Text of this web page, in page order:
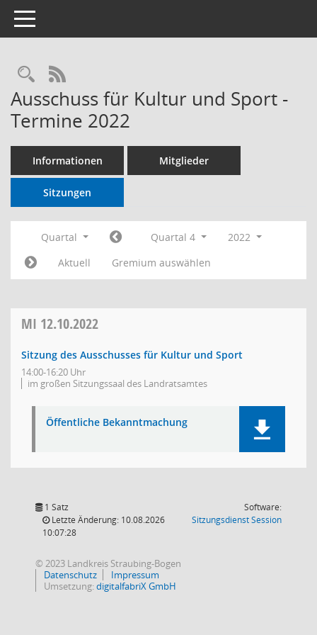
Toggle navigation
RSS-Feed
Ausschuss für Kultur und Sport -
Termine 2022
Informationen Mitglieder
Sitzungen
Quartal Quartal 4
2022
Aktuell
Gremium auswählen
MI 12.10.2022
Sitzung des Ausschusses für Kultur und Sport
14:00-16:20 Uhr
im großen Sitzungssaal des Landratsamtes
Öffentliche Bekanntmachung
1 Satz
Letzte Änderung: 10.08.2026
10:07:28
Software:
SitzungsdienstSession(Wird in
© 2023 Landkreis Straubing-Bogen
Datenschutz
Impressum
Umsetzung:digitalfabriX GmbH